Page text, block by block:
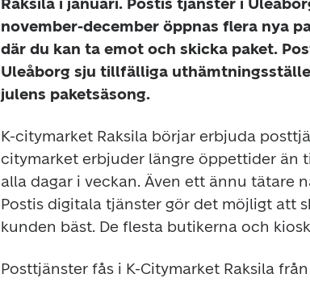
november-december öppnas flera nya
där du kan ta emot och skicka paket.
Uleåborg sju tillfälliga
julens paketsäsong.
K-citymarket Raksila börjar erbjuda
citymarket erbjuder längre öppettider än
alla dagar i veckan. Även ett ännu tätare
Postis digitala tjänster gör det möjligt att
kunden bäst. De flesta butikerna och
Posttjänster fås i K-Citymarket Raksila från